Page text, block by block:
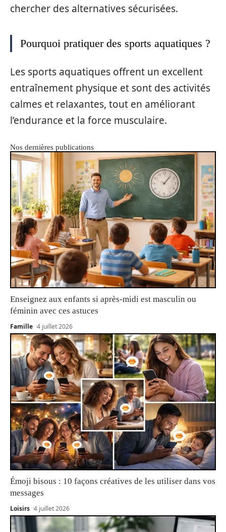
chercher des alternatives sécurisées.
Pourquoi pratiquer des sports aquatiques ?
Les sports aquatiques offrent un excellent
entraînement physique et sont des activités
calmes et relaxantes, tout en améliorant
l’endurance et la force musculaire.
Nos dernières publications
Enseignez aux enfants si après-midi est masculin ou
féminin avec ces astuces
Famille 4 juillet 2026
Émoji bisous : 10 façons créatives de les utiliser dans vos
messages
Loisirs 4 juillet 2026